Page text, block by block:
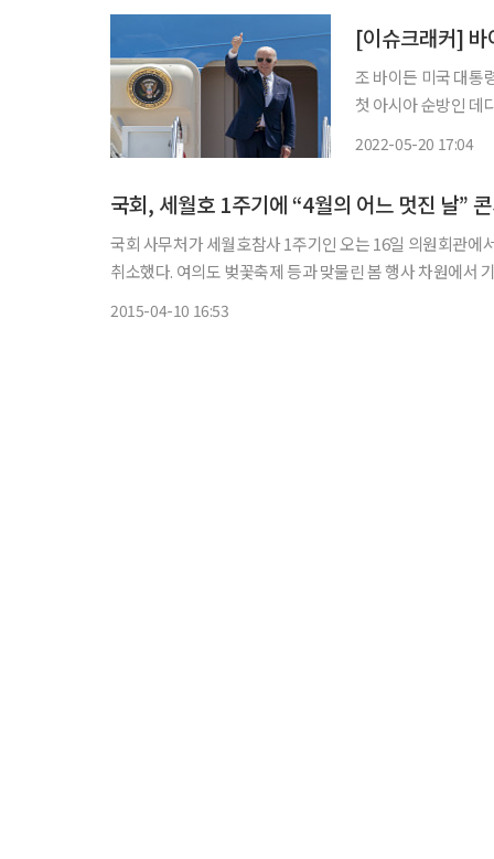
[이슈크래커]
조 바이든 미국 대통
첫 아시아 순방인 데다
2022-05-20 17:04
국회, 세월호 1주기에 “4월의 어느 멋진 날” 콘
국회 사무처가 세월호참사 1주기인 오는 16일 의원회관에
취소했다. 여의도 벚꽃축제 등과 맞물린 봄 행사 차원에서
2015-04-10 16:53